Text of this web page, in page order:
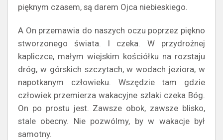
pięknym czasem, są darem Ojca niebieskiego.
A On przemawia do naszych oczu poprzez piękno
stworzonego świata. I czeka. W przydrożnej
kapliczce, małym wiejskim kościółku na rozstaju
dróg, w górskich szczytach, w wodach jeziora, w
napotkanym człowieku. Wszędzie tam gdzie
człowiek przemierza wakacyjne szlaki czeka Bóg.
On po prostu jest. Zawsze obok, zawsze blisko,
stale obecny. Nie pozwólmy, by w wakacje był
samotny.